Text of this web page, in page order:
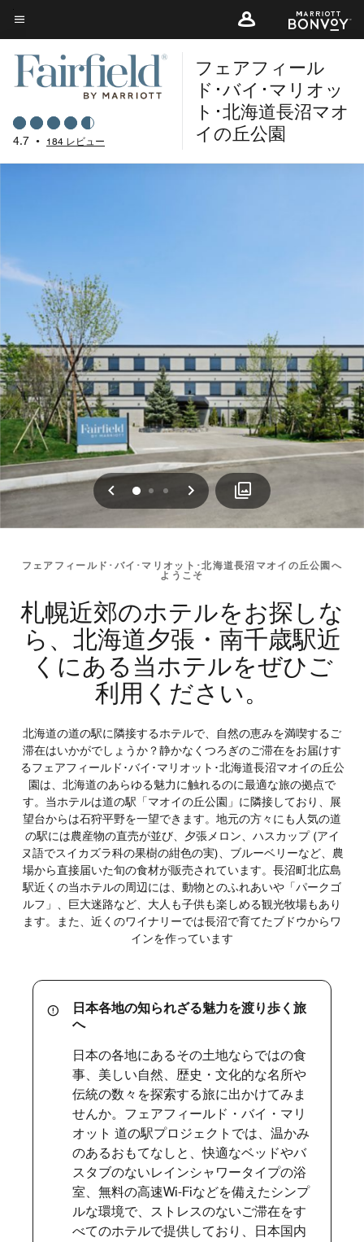
Skip
to
main
content
メニューのテキスト
4.7 • 184 レビュー
フェアフィール
ド･バイ･マリオッ
ト･北海道長沼マオ
イの丘公園
戻る
0 1 2 次へ
フェアフィールド･バイ･マリオット･北海道長沼マオイの丘公園へ
ようこそ
札幌近郊のホテルをお探しな
ら、北海道夕張・南千歳駅近
くにある当ホテルをぜひご
利用ください。
北海道の道の駅に隣接するホテルで、自然の恵みを満喫するご
滞在はいかがでしょうか？静かなくつろぎのご滞在をお届けす
るフェアフィールド･バイ･マリオット･北海道長沼マオイの丘公
園は、北海道のあらゆる魅力に触れるのに最適な旅の拠点で
す。当ホテルは道の駅「マオイの丘公園」に隣接しており、展
望台からは石狩平野を一望できます。地元の方々にも人気の道
の駅には農産物の直売が並び、夕張メロン、ハスカップ (アイ
ヌ語でスイカズラ科の果樹の紺色の実)、ブルーベリーなど、農
場から直接届いた旬の食材が販売されています。長沼町北広島
駅近くの当ホテルの周辺には、動物とのふれあいや「パークゴ
ルフ」、巨大迷路など、大人も子供も楽しめる観光牧場もあり
ます。また、近くのワイナリーでは長沼で育てたブドウからワ
インを作っています
日本各地の知られざる魅力を渡り歩く旅
へ
日本の各地にあるその土地ならではの食
事、美しい自然、歴史・文化的な名所や
伝統の数々を探索する旅に出かけてみま
せんか。フェアフィールド・バイ・マリ
オット 道の駅プロジェクトでは、温かみ
のあるおもてなしと、快適なベッドやバ
スタブのないレインシャワータイプの浴
室、無料の高速Wi-Fiなどを備えたシンプ
ルな環境で、ストレスのないご滞在をす
べてのホテルで提供しており、日本国内